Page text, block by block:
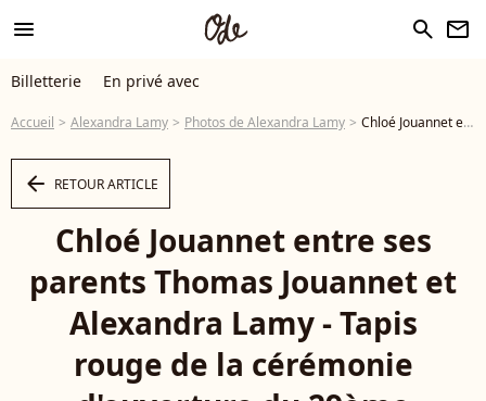
menu search newsletter
Billetterie En privé avec
Accueil Alexandra Lamy Photos de Alexandra Lamy Chloé Jouannet entre ses parents Thomas Jouannet et Alexandra Lamy - Tapis rouge de la cérémonie d'ouverture du 29ème Festival International du Film de Comédie de l'Alpe d'Huez le 19 Janvier 2026. © Dominique Jacovides/Bestimage - Photo
arrow_left RETOUR ARTICLE
Chloé Jouannet entre ses
parents Thomas Jouannet et
Alexandra Lamy - Tapis
rouge de la cérémonie